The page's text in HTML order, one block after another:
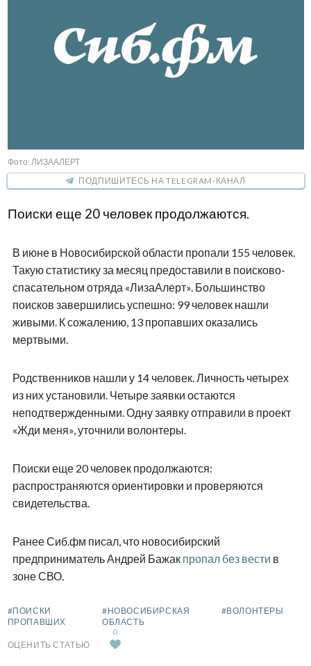
Фото: ЛИЗААЛЕРТ
ПОДПИШИТЕСЬ НА TELEGRAM-КАНАЛ
Поиски еще 20 человек продолжаются.
В июне в Новосибирской области пропали 155 человек.
Такую статистику за месяц предоставили в поисково-
спасательном отряда «ЛизаАлерт». Большинство
поисков завершились успешно: 99 человек нашли
живыми. К сожалению, 13 пропавших оказались
мертвыми.
Родственников нашли у 14 человек. Личность четырех
из них установили. Четыре заявки остаются
неподтвержденными. Одну заявку отправили в проект
«Жди меня», уточнили волонтеры.
Поиски еще 20 человек продолжаются:
распространяются ориентировки и проверяются
свидетельства.
Ранее Сиб.фм писал, что новосибирский
предприниматель Андрей Бажак пропал без вести в
зоне СВО.
#ПОИСКИ
ПРОПАВШИХ
#НОВОСИБИРСКАЯ
ОБЛАСТЬ
#ВОЛОНТЕРЫ
ОЦЕНИТЬ СТАТЬЮ
0